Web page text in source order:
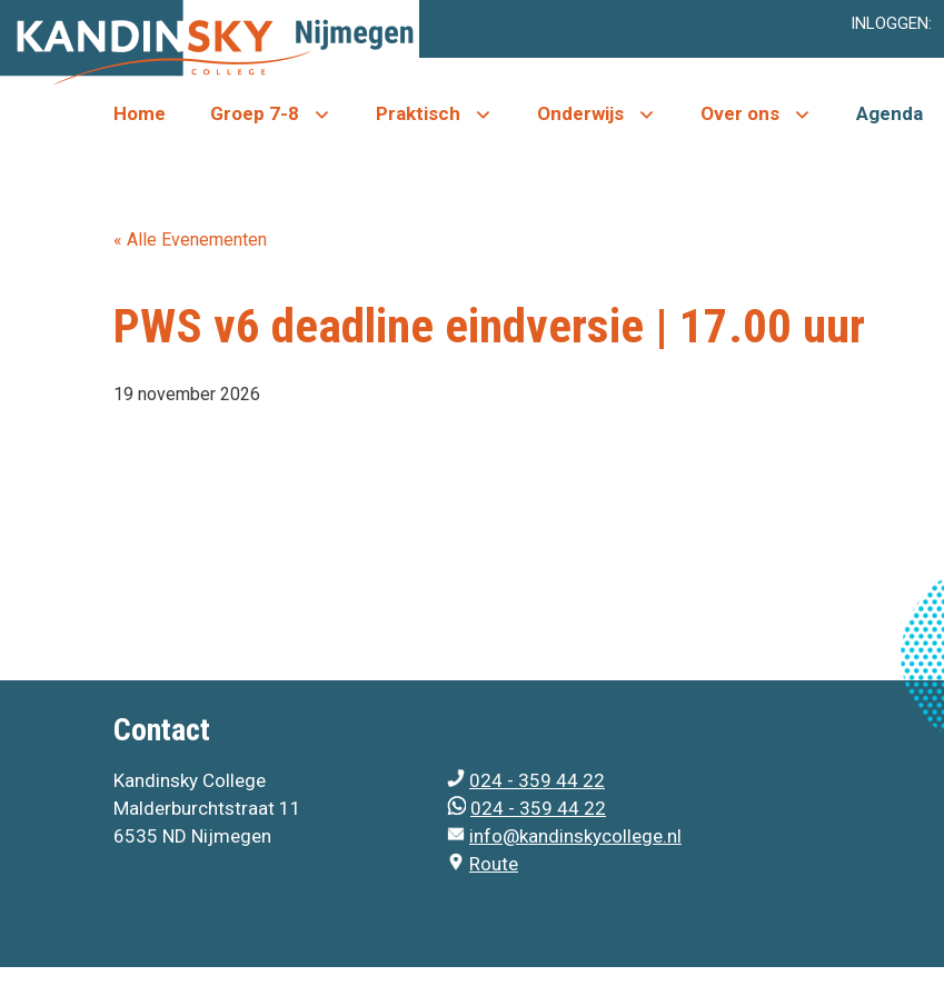
naar
INLOGGEN:
Home Groep 7-8 Praktisch Onderwijs Over ons Agenda
« Alle Evenementen
PWS v6 deadline eindversie | 17.00 uur
19 november 2026
Contact
Kandinsky College
Malderburchtstraat 11
6535 ND Nijmegen
024 - 359 44 22
024 - 359 44 22
info@kandinskycollege.nl
Route